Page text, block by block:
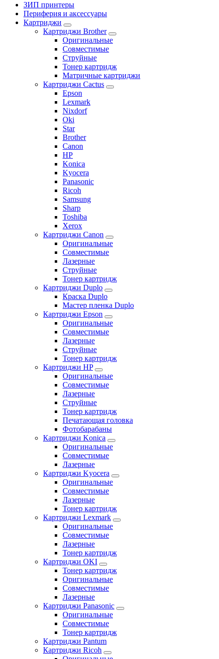
ЗИП принтеры
Периферия и аксессуары
Картриджи
Картриджи Brother
Оригинальные
Совместимые
Струйные
Тонер картридж
Матричные картриджи
Картриджи Cactus
Epson
Lexmark
Nixdorf
Oki
Star
Brother
Canon
HP
Konica
Kyocera
Panasonic
Ricoh
Samsung
Sharp
Toshiba
Xerox
Картриджи Canon
Оригинальные
Совместимые
Лазерные
Струйные
Тонер картридж
Картриджи Duplo
Краска Duplo
Мастер пленка Duplo
Картриджи Epson
Оригинальные
Совместимые
Лазерные
Струйные
Тонер картридж
Картриджи HP
Оригинальные
Совместимые
Лазерные
Струйные
Тонер картридж
Печатающая головка
Фотобарабаны
Картриджи Konica
Оригинальные
Совместимые
Лазерные
Картриджи Kyocera
Оригинальные
Совместимые
Лазерные
Тонер картридж
Картриджи Lexmark
Оригинальные
Совместимые
Лазерные
Тонер картридж
Картриджи OKI
Тонер картридж
Оригинальные
Совместимые
Лазерные
Картриджи Panasonic
Оригинальные
Совместимые
Тонер картридж
Картриджи Pantum
Картриджи Ricoh